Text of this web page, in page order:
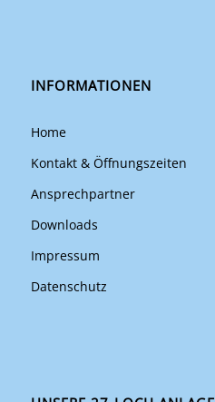
INFORMATIONEN
Home
Kontakt & Öffnungszeiten
Ansprechpartner
Downloads
Impressum
Datenschutz